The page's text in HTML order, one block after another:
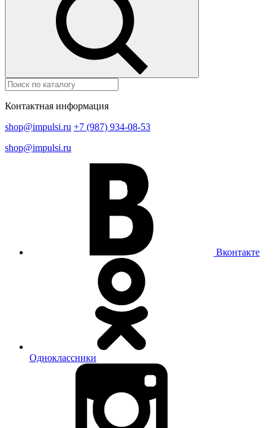
Контактная информация
shop@impulsi.ru +7 (987) 934-08-53
shop@impulsi.ru
Вконтакте
Одноклассники